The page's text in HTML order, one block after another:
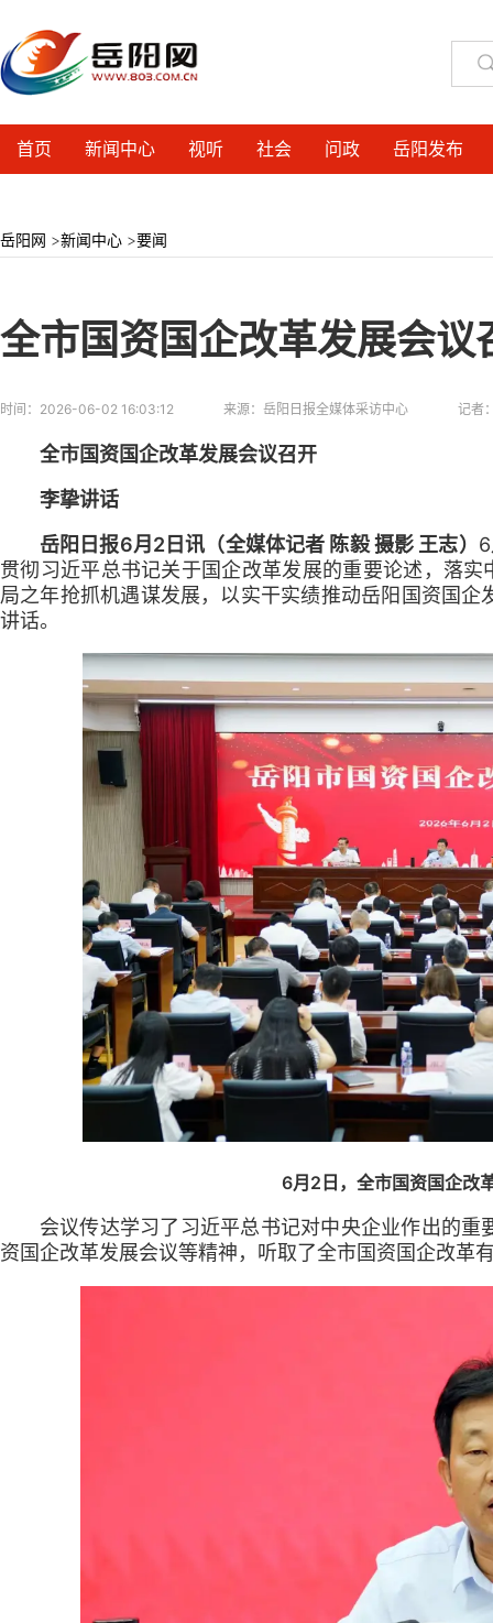
首页 新闻中心 视听 社会 问政 岳阳发布
岳阳网 >新闻中心 >要闻
全市国资国企改革发展会议
时间： 2026-06-02 16:03:12 来源： 岳阳日报全媒体采访中心 记者
全市国资国企改革发展会议召开
李挚讲话
岳阳日报6月2日讯（全媒体记者 陈毅 摄影 王志）
贯彻习近平总书记关于国企改革发展的重要论述，落
局之年抢抓机遇谋发展，以实干实绩推动岳阳国资国
讲话。
6月2日，全市国资国企改
会议传达学习了习近平总书记对中央企业作出的
资国企改革发展会议等精神，听取了全市国资国企改革